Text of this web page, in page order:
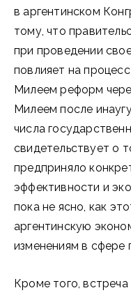
в аргентинском
тому, что
при проведении
повлияет на
Милеем реформ
Милеем после
числа
свидетельствует о
предприняло
эффективности и
пока не ясно, как
аргентинскую
изменениям в сфере
Кроме того,